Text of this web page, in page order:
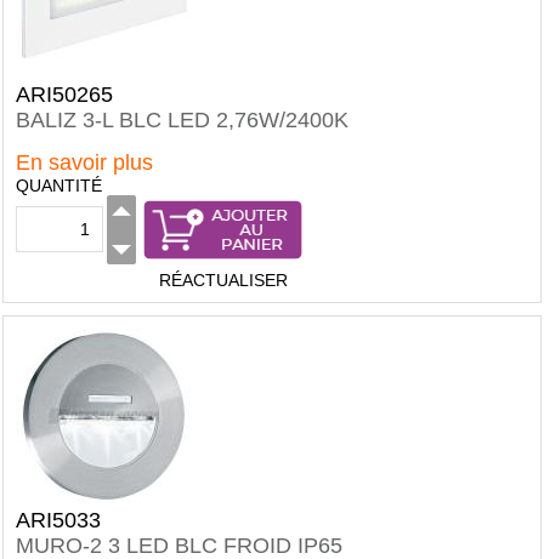
ARI50265
BALIZ 3-L BLC LED 2,76W/2400K
En savoir plus
QUANTITÉ
RÉACTUALISER
ARI5033
MURO-2 3 LED BLC FROID IP65